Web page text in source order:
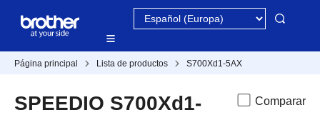
Página principal Lista de productos S700Xd1-5AX
SPEEDIO S700Xd1-
Comparar